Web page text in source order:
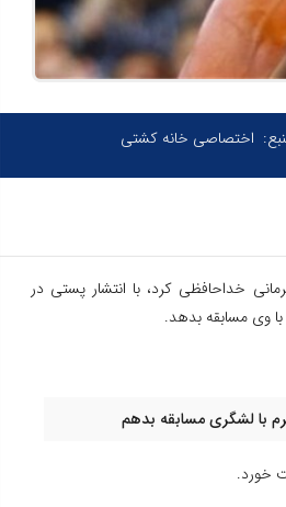
اختصاصی خانه کشتی
خداحافظی کرد، با انتشار پستی در
وی مسابقه بدهد.
با لشگری مسابقه بدهم
خورد.